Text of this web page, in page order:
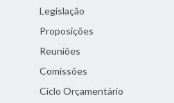
Legislação
Proposições
Reuniões
Comissões
Ciclo Orçamentário